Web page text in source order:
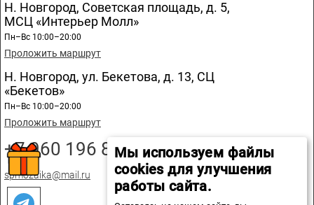
Н. Новгород, Советская площадь, д. 5,
МСЦ «Интерьер Молл»
Пн–Вс 10:00–20:00
Проложить маршрут
Н. Новгород, ул. Бекетова, д. 13, СЦ
«Бекетов»
Пн–Вс 10:00–20:00
Проложить маршрут
+7 960 196 89 20
spmozaika@mail.ru
Мы используем файлы
cookies для улучшения
работы сайта.